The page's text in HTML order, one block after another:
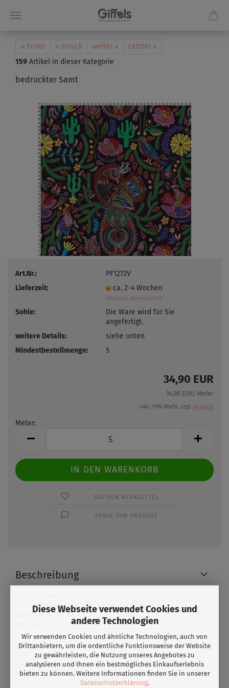
Diese Webseite verwendet Cookies und
andere Technologien
Wir verwenden Cookies und ähnliche Technologien, auch von
Drittanbietern, um die ordentliche Funktionsweise der Website
zu gewährleisten, die Nutzung unseres Angebotes zu
analysieren und Ihnen ein bestmögliches Einkaufserlebnis
bieten zu können. Weitere Informationen finden Sie in unserer
Datenschutzerklärung.
« Erster « zurück weiter »
Letzter »
159 Artikel in dieser Kategorie
bedruckter Samt
Art.Nr.:
PF1272V
Lieferzeit:
ca. 2-4 Wochen
(Ausland abweichend)
Sohle:
Die Ware wird für Sie
angefertigt.
weitere Details:
siehe unten
Mindestbestellmenge:
5
34,90 EUR
34,90 EUR/ Meter
inkl. 19% MwSt. zzgl. Versand
Meter:
AUF DEN MERKZETTEL
FRAGE ZUM PRODUKT
Beschreibung
Breite/ Gewicht: ca. 145cm/ ca. 200g/qm
Material:90% Polyester/ 10% Elasthan
: elastisch
Ein wirklich luxuriöser Druckgrund. Die Farben wirken tiefer und satter. Der
glatte Samt fühlt sich toll auf der Haut an.
Verwendung:Tanzkostüme, Kostüme für Roll- &
Eiskunstlauf,Badekleidung, Sportkleidung,
Badeanzüge, Karneval, Tops, idealer Stoff für Theater und